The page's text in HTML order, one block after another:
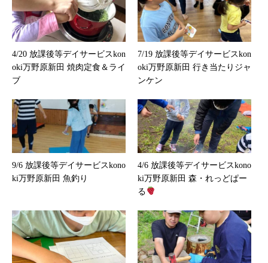
4/20 放課後等デイサービスkon
oki万野原新田 焼肉定食＆ライ
ブ
7/19 放課後等デイサービスkon
oki万野原新田 行き当たりジャ
ンケン
9/6 放課後等デイサービスkono
ki万野原新田 魚釣り
4/6 放課後等デイサービスkono
ki万野原新田 森・れっどぱー
る